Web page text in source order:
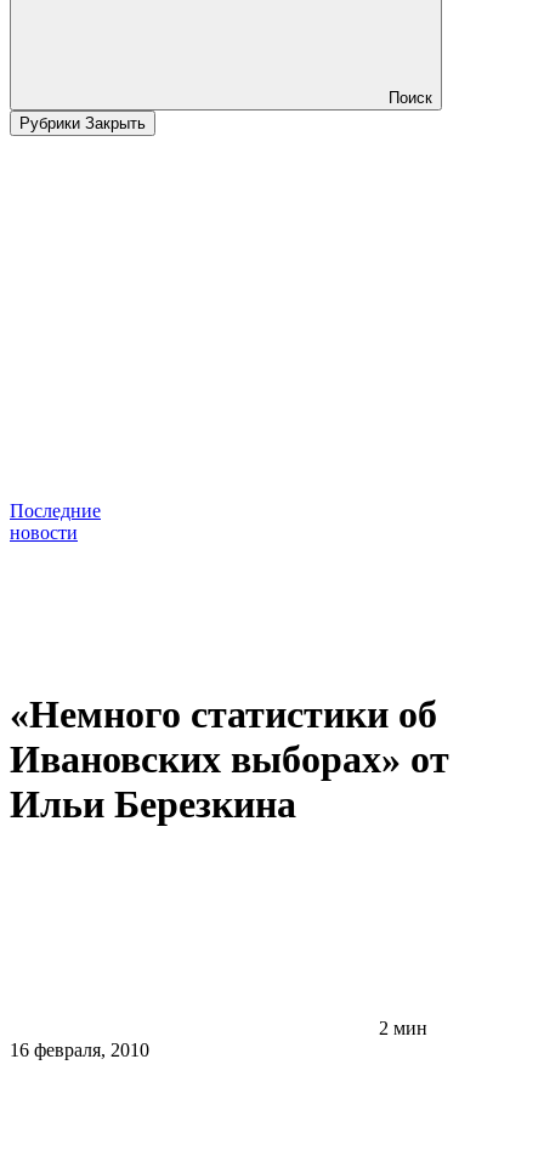
Поиск
Рубрики Закрыть
Последние
новости
«Немного статистики об
Ивановских выборах» от
Ильи Березкина
2 мин
16 февраля, 2010